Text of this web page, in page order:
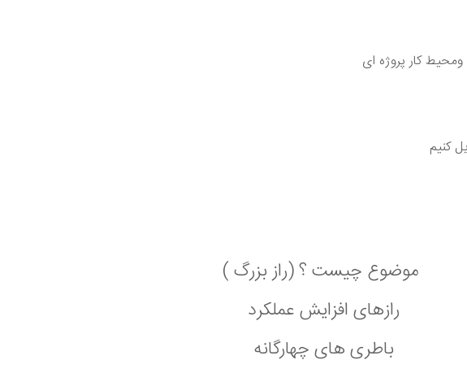
کار پروژه ای
کنیم
موضوع چیست ؟ (راز بزرگ )
رازهای افزایش عملکرد
باطری های چهارگانه